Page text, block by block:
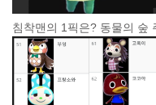
침착맨의 1픽은? 동물의 숲